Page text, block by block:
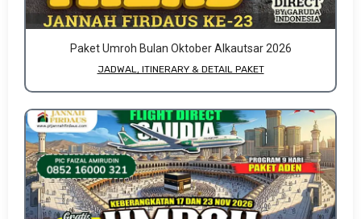
Paket Umroh Bulan Oktober Alkautsar 2026
JADWAL, ITINERARY & DETAIL PAKET